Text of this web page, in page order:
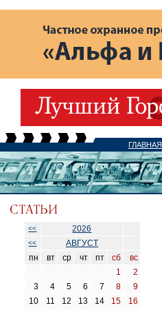
ГЛАВНАЯ
<< 2026
<<
АВГУСТ
пн
вт ср чт пт сб
вс
1
2
3
4 5 6 7 8
9
10
11 12 13 14 15
16